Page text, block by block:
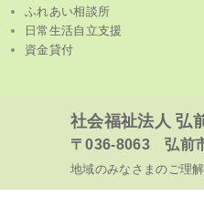
ふれあい相談所
日常生活自立支援
資金貸付
社会福祉法人 弘
〒036-8063 弘前
地域のみなさまのご理